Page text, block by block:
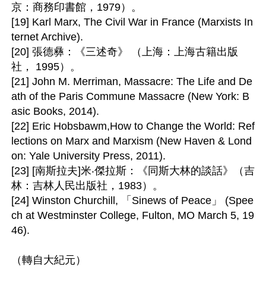
京：商務印書館，1979）。
[19] Karl Marx, The Civil War in France (Marxists In
ternet Archive).
[20] 張德彝：《三述奇》 （上海：上海古籍出版
社， 1995）。
[21] John M. Merriman, Massacre: The Life and De
ath of the Paris Commune Massacre (New York: B
asic Books, 2014).
[22] Eric Hobsbawm,How to Change the World: Ref
lections on Marx and Marxism (New Haven & Lond
on: Yale University Press, 2011).
[23] [南斯拉夫]米‧傑拉斯：《同斯大林的談話》（吉
林：吉林人民出版社，1983）。
[24] Winston Churchill, 「Sinews of Peace」 (Spee
ch at Westminster College, Fulton, MO March 5, 19
46).